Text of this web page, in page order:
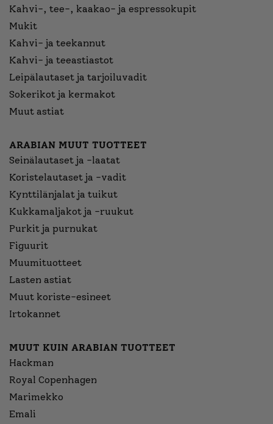
Kahvi-, tee-, kaakao- ja espressokupit
Mukit
Kahvi- ja teekannut
Kahvi- ja teeastiastot
Leipälautaset ja tarjoiluvadit
Sokerikot ja kermakot
Muut astiat
ARABIAN MUUT TUOTTEET
Seinälautaset ja -laatat
Koristelautaset ja -vadit
Kynttilänjalat ja tuikut
Kukkamaljakot ja -ruukut
Purkit ja purnukat
Figuurit
Muumituotteet
Lasten astiat
Muut koriste-esineet
Irtokannet
MUUT KUIN ARABIAN TUOTTEET
Hackman
Royal Copenhagen
Marimekko
Emali